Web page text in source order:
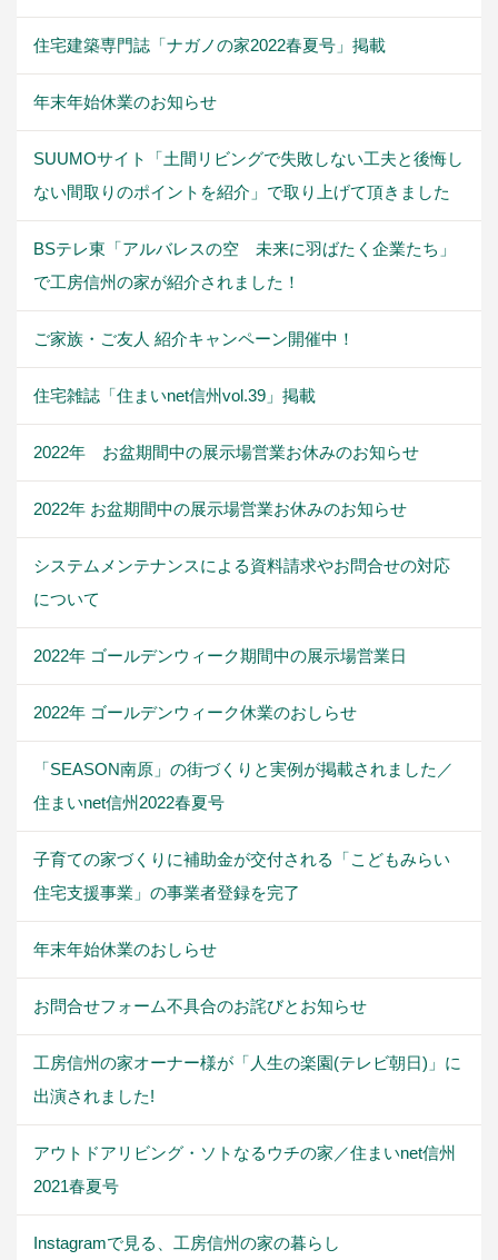
住宅建築専門誌「ナガノの家2022春夏号」掲載
年末年始休業のお知らせ
SUUMOサイト「土間リビングで失敗しない工夫と後悔し
ない間取りのポイントを紹介」で取り上げて頂きました
BSテレ東「アルバレスの空 未来に羽ばたく企業たち」
で工房信州の家が紹介されました！
ご家族・ご友人 紹介キャンペーン開催中！
住宅雑誌「住まいnet信州vol.39」掲載
2022年 お盆期間中の展示場営業お休みのお知らせ
2022年 お盆期間中の展示場営業お休みのお知らせ
システムメンテナンスによる資料請求やお問合せの対応
について
2022年 ゴールデンウィーク期間中の展示場営業日
2022年 ゴールデンウィーク休業のおしらせ
「SEASON南原」の街づくりと実例が掲載されました／
住まいnet信州2022春夏号
子育ての家づくりに補助金が交付される「こどもみらい
住宅支援事業」の事業者登録を完了
年末年始休業のおしらせ
お問合せフォーム不具合のお詫びとお知らせ
工房信州の家オーナー様が「人生の楽園(テレビ朝日)」に
出演されました!
アウトドアリビング・ソトなるウチの家／住まいnet信州
2021春夏号
Instagramで見る、工房信州の家の暮らし